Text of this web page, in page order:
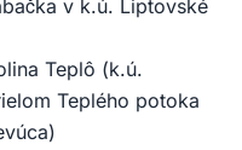
v k.ú. Liptovské
Teplô (k.ú.
Teplého potoka